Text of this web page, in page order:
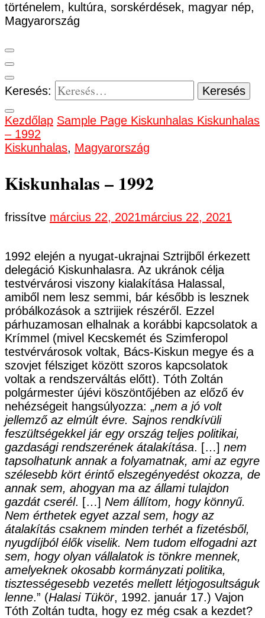
történelem, kultúra, sorskérdések, magyar nép,
Magyarország
Keresés:
Kezdőlap Sample Page Kiskunhalas Kiskunhalas
– 1992
Kiskunhalas, Magyarország
Kiskunhalas – 1992
frissítve március 22, 2021március 22, 2021
1992 elején a nyugat-ukrajnai Sztrijből érkezett
delegáció Kiskunhalasra. Az ukránok célja
testvérvárosi viszony kialakítása Halassal,
amiből nem lesz semmi, bár később is lesznek
próbálkozások a sztrijiek részéről. Ezzel
párhuzamosan elhalnak a korábbi kapcsolatok a
Krímmel (mivel Kecskemét és Szimferopol
testvérvárosok voltak, Bács-Kiskun megye és a
szovjet félsziget között szoros kapcsolatok
voltak a rendszerváltás előtt). Tóth Zoltán
polgármester újévi köszöntőjében az előző év
nehézségeit hangsúlyozza: „nem a jó volt
jellemző az elmúlt évre. Sajnos rendkívüli
feszültségekkel jár egy ország teljes politikai,
gazdasági rendszerének átalakítása. […] nem
tapsolhatunk annak a folyamatnak, ami az egyre
szélesebb kört érintő elszegényedést okozza, de
annak sem, ahogyan ma az állami tulajdon
gazdát cserél. […] Nem állítom, hogy könnyű.
Nem érthetek egyet azzal sem, hogy az
átalakítás csaknem minden terhét a fizetésből,
nyugdíjból élők viselik. Nem tudom elfogadni azt
sem, hogy olyan vállalatok is tönkre mennek,
amelyeknek okosabb kormányzati politika,
tisztességesebb vezetés mellett létjogosultságuk
lenne.” (Halasi Tükör, 1992. január 17.) Vajon
Tóth Zoltán tudta, hogy ez még csak a kezdet?